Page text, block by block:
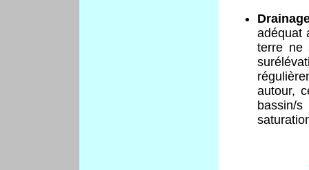
adéquat
terre ne
autour,
bassin/